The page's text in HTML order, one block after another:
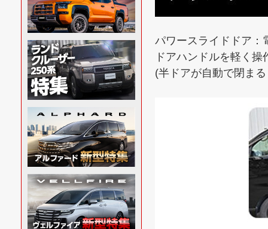
パワースライドドア：
ドアハンドルを軽く
(半ドアが自動で閉ま